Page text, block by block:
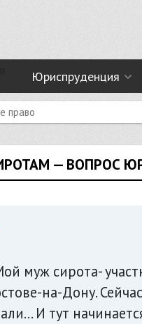
Юриспруденция
право
— ВОПРОС
муж сирота-
на-Дону.
И тут